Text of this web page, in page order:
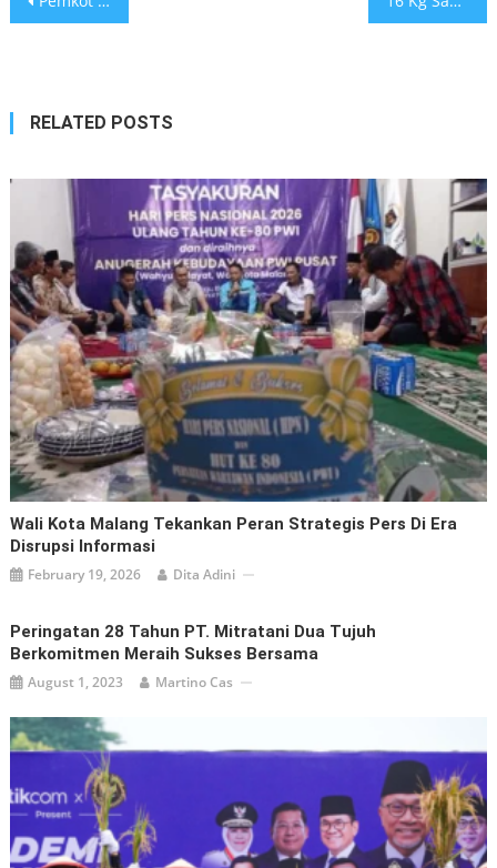
RELATED POSTS
Wali Kota Malang Tekankan Peran Strategis Pers Di Era
Disrupsi Informasi
February 19, 2026 Dita Adini
Peringatan 28 Tahun PT. Mitratani Dua Tujuh
Berkomitmen Meraih Sukses Bersama
August 1, 2023 Martino Cas